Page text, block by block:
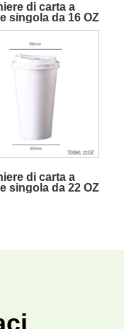
di carta a
singola da 16 OZ
di carta a
singola da 22 OZ